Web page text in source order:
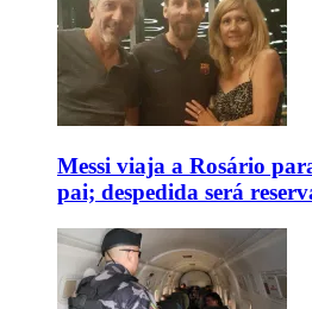
Messi viaja a Rosário
pai; despedida será